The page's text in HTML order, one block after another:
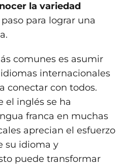
la variedad
para lograr una
comunes es asumir
internacionales
conectar con todos.
el inglés se ha
franca en muchas
aprecian el esfuerzo
su idioma y
puede transformar